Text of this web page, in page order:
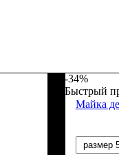
-34%
Быстрый
Майка